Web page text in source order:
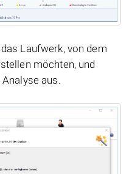
Laufwerk, von dem
möchten, und
aus.